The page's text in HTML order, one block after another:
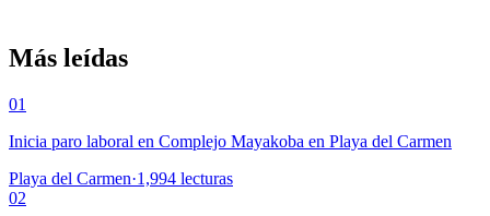
Más leídas
01
Inicia paro laboral en Complejo Mayakoba en Playa del Carmen
Playa del Carmen·1,994 lecturas
02